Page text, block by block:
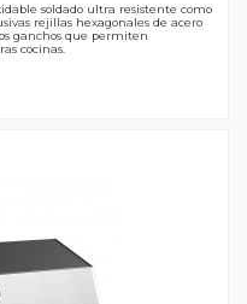
soldado ultra resistente como
rejillas hexagonales de acero
ganchos que permiten
cocinas.